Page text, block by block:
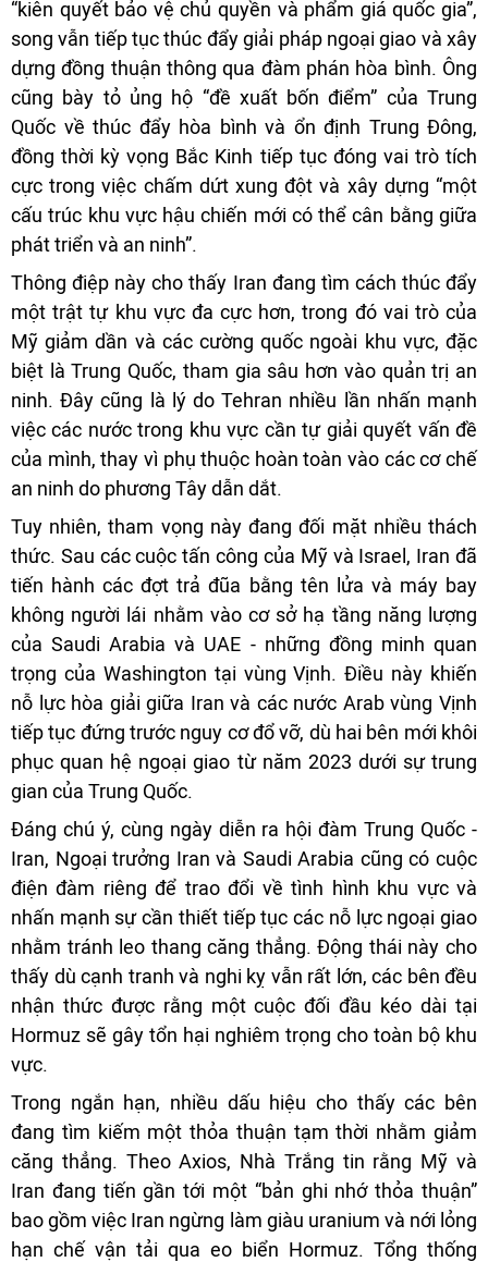
“kiên quyết bảo vệ chủ quyền và phẩm giá quốc gia”,
song vẫn tiếp tục thúc đẩy giải pháp ngoại giao và xây
dựng đồng thuận thông qua đàm phán hòa bình. Ông
cũng bày tỏ ủng hộ “đề xuất bốn điểm” của Trung
Quốc về thúc đẩy hòa bình và ổn định Trung Đông,
đồng thời kỳ vọng Bắc Kinh tiếp tục đóng vai trò tích
cực trong việc chấm dứt xung đột và xây dựng “một
cấu trúc khu vực hậu chiến mới có thể cân bằng giữa
phát triển và an ninh”.
Thông điệp này cho thấy Iran đang tìm cách thúc đẩy
một trật tự khu vực đa cực hơn, trong đó vai trò của
Mỹ giảm dần và các cường quốc ngoài khu vực, đặc
biệt là Trung Quốc, tham gia sâu hơn vào quản trị an
ninh. Đây cũng là lý do Tehran nhiều lần nhấn mạnh
việc các nước trong khu vực cần tự giải quyết vấn đề
của mình, thay vì phụ thuộc hoàn toàn vào các cơ chế
an ninh do phương Tây dẫn dắt.
Tuy nhiên, tham vọng này đang đối mặt nhiều thách
thức. Sau các cuộc tấn công của Mỹ và Israel, Iran đã
tiến hành các đợt trả đũa bằng tên lửa và máy bay
không người lái nhằm vào cơ sở hạ tầng năng lượng
của Saudi Arabia và UAE - những đồng minh quan
trọng của Washington tại vùng Vịnh. Điều này khiến
nỗ lực hòa giải giữa Iran và các nước Arab vùng Vịnh
tiếp tục đứng trước nguy cơ đổ vỡ, dù hai bên mới khôi
phục quan hệ ngoại giao từ năm 2023 dưới sự trung
gian của Trung Quốc.
Đáng chú ý, cùng ngày diễn ra hội đàm Trung Quốc -
Iran, Ngoại trưởng Iran và Saudi Arabia cũng có cuộc
điện đàm riêng để trao đổi về tình hình khu vực và
nhấn mạnh sự cần thiết tiếp tục các nỗ lực ngoại giao
nhằm tránh leo thang căng thẳng. Động thái này cho
thấy dù cạnh tranh và nghi kỵ vẫn rất lớn, các bên đều
nhận thức được rằng một cuộc đối đầu kéo dài tại
Hormuz sẽ gây tổn hại nghiêm trọng cho toàn bộ khu
vực.
Trong ngắn hạn, nhiều dấu hiệu cho thấy các bên
đang tìm kiếm một thỏa thuận tạm thời nhằm giảm
căng thẳng. Theo Axios, Nhà Trắng tin rằng Mỹ và
Iran đang tiến gần tới một “bản ghi nhớ thỏa thuận”
bao gồm việc Iran ngừng làm giàu uranium và nới lỏng
hạn chế vận tải qua eo biển Hormuz. Tổng thống